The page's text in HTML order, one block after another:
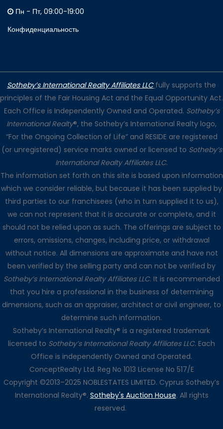
Пн - Пт, 09:00-19:00
Конфиденциальность
Sotheby’s International Realty Affiliates LLC fully supports the
principles of the Fair Housing Act and the Equal Opportunity Act.
Each Office is Independently Owned and Operated. Sotheby’s
International Realty®, the Sotheby’s International Realty logo,
“For the Ongoing Collection of Life” and RESIDE are registered
(or unregistered) service marks owned or licensed to Sotheby’s
International Realty Affiliates LLC.
The information set forth on this site is based upon information
which we consider reliable, but because it has been supplied by
third parties to our franchisees (who in turn supplied it to us),
we can not represent that it is accurate or complete, and it
should not be relied upon as such. The offerings are subject to
errors, omissions, changes, including price, or withdrawal
without notice. All dimensions are approximate and have not
been verified by the selling party and can not be verified by
Sotheby’s International Realty Affiliates LLC. It is recommended
that you hire a professional in the business of determining
dimensions, such as an appraiser, architect or civil engineer, to
determine such information.
Sotheby’s International Realty® is a registered trademark
licensed to Sotheby’s International Realty Affiliates LLC. Each
Office is independently Owned and Operated.
ConceptRealty Ltd. Reg No 1013 License No 517/E
Copyright ©2013–2025 NOBLESTATES LIMITED. Cyprus Sotheby’s
International Realty®. Sotheby's Auction House. All rights
reserved.